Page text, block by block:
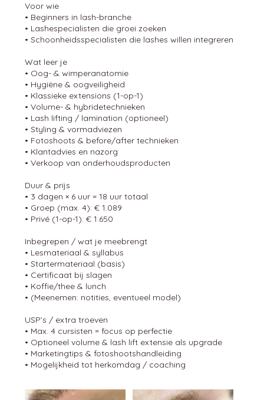
Voor wie
• Beginners in lash-branche
• Lashespecialisten die groei zoeken
• Schoonheidsspecialisten die lashes willen integreren
Wat leer je
• Oog- & wimperanatomie
• Hygiëne & oogveiligheid
• Klassieke extensions (1-op-1)
• Volume- & hybridetechnieken
• Lash lifting / lamination (optioneel)
• Styling & vormadviezen
• Fotoshoots & before/after technieken
• Klantadvies en nazorg
• Verkoop van onderhoudsproducten
Duur & prijs
• 3 dagen × 6 uur = 18 uur totaal
• Groep (max. 4): € 1.089
• Privé (1-op-1): € 1.650
Inbegrepen / wat je meebrengt
• Lesmateriaal & syllabus
• Startermateriaal (basis)
• Certificaat bij slagen
• Koffie/thee & lunch
• (Meenemen: notities, eventueel model)
USP’s / extra troeven
• Max. 4 cursisten = focus op perfectie
• Optioneel volume & lash lift extensie als upgrade
• Marketingtips & fotoshootshandleiding